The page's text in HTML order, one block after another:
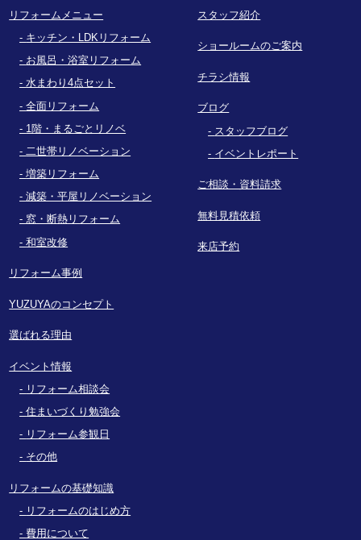
リフォームメニュー
キッチン・LDKリフォーム
お風呂・浴室リフォーム
水まわり4点セット
全面リフォーム
1階・まるごとリノベ
二世帯リノベーション
増築リフォーム
減築・平屋リノベーション
窓・断熱リフォーム
和室改修
リフォーム事例
YUZUYAのコンセプト
選ばれる理由
イベント情報
リフォーム相談会
住まいづくり勉強会
リフォーム参観日
その他
リフォームの基礎知識
リフォームのはじめ方
費用について
スタッフ紹介
ショールームのご案内
チラシ情報
ブログ
スタッフブログ
イベントレポート
ご相談・資料請求
無料見積依頼
来店予約